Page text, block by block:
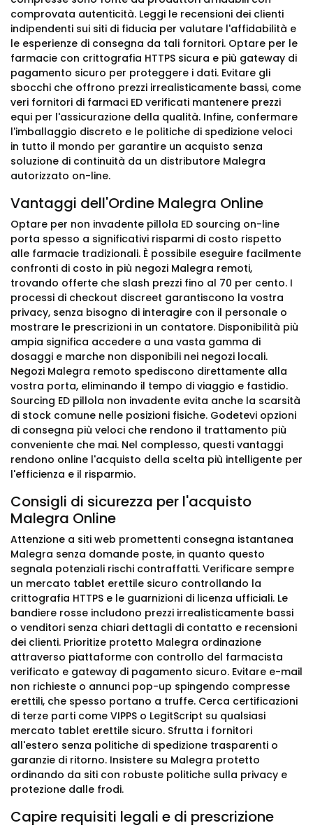
comprovata autenticità. Leggi le recensioni dei clienti
indipendenti sui siti di fiducia per valutare l'affidabilità e
le esperienze di consegna da tali fornitori. Optare per le
farmacie con crittografia HTTPS sicura e più gateway di
pagamento sicuro per proteggere i dati. Evitare gli
sbocchi che offrono prezzi irrealisticamente bassi, come
veri fornitori di farmaci ED verificati mantenere prezzi
equi per l'assicurazione della qualità. Infine, confermare
l'imballaggio discreto e le politiche di spedizione veloci
in tutto il mondo per garantire un acquisto senza
soluzione di continuità da un distributore Malegra
autorizzato on-line.
Vantaggi dell'Ordine Malegra Online
Optare per non invadente pillola ED sourcing on-line
porta spesso a significativi risparmi di costo rispetto
alle farmacie tradizionali. È possibile eseguire facilmente
confronti di costo in più negozi Malegra remoti,
trovando offerte che slash prezzi fino al 70 per cento. I
processi di checkout discreet garantiscono la vostra
privacy, senza bisogno di interagire con il personale o
mostrare le prescrizioni in un contatore. Disponibilità più
ampia significa accedere a una vasta gamma di
dosaggi e marche non disponibili nei negozi locali.
Negozi Malegra remoto spediscono direttamente alla
vostra porta, eliminando il tempo di viaggio e fastidio.
Sourcing ED pillola non invadente evita anche la scarsità
di stock comune nelle posizioni fisiche. Godetevi opzioni
di consegna più veloci che rendono il trattamento più
conveniente che mai. Nel complesso, questi vantaggi
rendono online l'acquisto della scelta più intelligente per
l'efficienza e il risparmio.
Consigli di sicurezza per l'acquisto
Malegra Online
Attenzione a siti web promettenti consegna istantanea
Malegra senza domande poste, in quanto questo
segnala potenziali rischi contraffatti. Verificare sempre
un mercato tablet erettile sicuro controllando la
crittografia HTTPS e le guarnizioni di licenza ufficiali. Le
bandiere rosse includono prezzi irrealisticamente bassi
o venditori senza chiari dettagli di contatto e recensioni
dei clienti. Prioritize protetto Malegra ordinazione
attraverso piattaforme con controllo del farmacista
verificato e gateway di pagamento sicuro. Evitare e-mail
non richieste o annunci pop-up spingendo compresse
erettili, che spesso portano a truffe. Cerca certificazioni
di terze parti come VIPPS o LegitScript su qualsiasi
mercato tablet erettile sicuro. Sfrutta i fornitori
all'estero senza politiche di spedizione trasparenti o
garanzie di ritorno. Insistere su Malegra protetto
ordinando da siti con robuste politiche sulla privacy e
protezione dalle frodi.
Capire requisiti legali e di prescrizione